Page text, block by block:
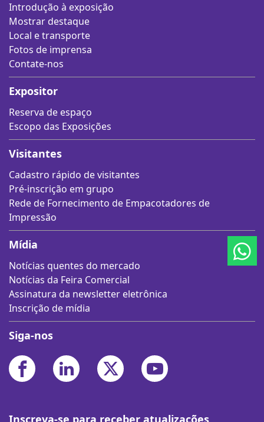
Introdução à exposição
Mostrar destaque
Local e transporte
Fotos de imprensa
Contate-nos
Expositor
Reserva de espaço
Escopo das Exposições
Visitantes
Cadastro rápido de visitantes
Pré-inscrição em grupo
Rede de Fornecimento de Empacotadores de
Impressão
Mídia
Notícias quentes do mercado
Notícias da Feira Comercial
Assinatura da newsletter eletrônica
Inscrição de mídia
Siga-nos